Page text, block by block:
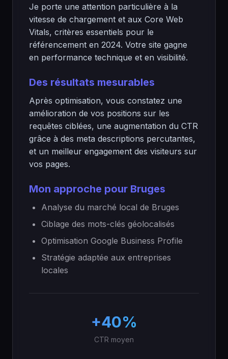
Je porte une attention particulière à la
vitesse de chargement et aux Core Web
Vitals, critères essentiels pour le
référencement en 2024. Votre site gagne
en performance technique et en visibilité.
Des résultats mesurables
Après optimisation, vous constatez une
amélioration de vos positions sur les
requêtes ciblées, une augmentation du CTR
grâce à des meta descriptions percutantes,
et un meilleur engagement des visiteurs sur
vos pages.
Mon approche pour Bruges
Analyse du marché local de Bruges
Ciblage des mots-clés géolocalisés
Optimisation Google Business Profile
Stratégie adaptée aux entreprises
locales
+40%
CTR moyen